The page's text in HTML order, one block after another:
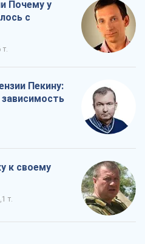
Почему у
с
т.
Пекину:
к своему
т.